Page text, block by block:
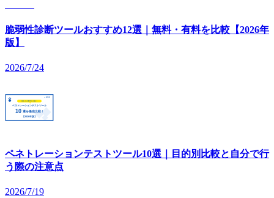
脆弱性診断ツールおすすめ12選｜無料・有料を比較【2026年
版】
2026/7/24
ペネトレーションテストツール10選｜目的別比較と自分で行
う際の注意点
2026/7/19